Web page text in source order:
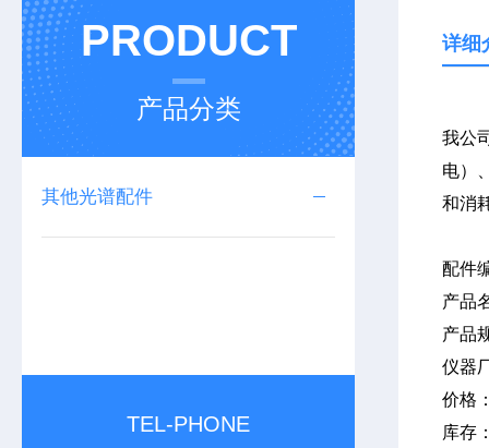
PRODUCT
产品分类
其他光谱配件
TEL-PHONE
详细
我公
电）
和消
配件
产品
产品
仪器
价格
库存